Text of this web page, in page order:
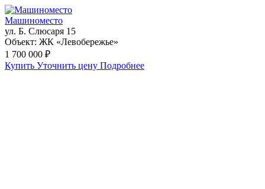
Машиноместо
ул. Б. Слюсаря 15
Объект: ЖК «Левобережье»
1 700 000 ₽
Купить Уточнить цену Подробнее